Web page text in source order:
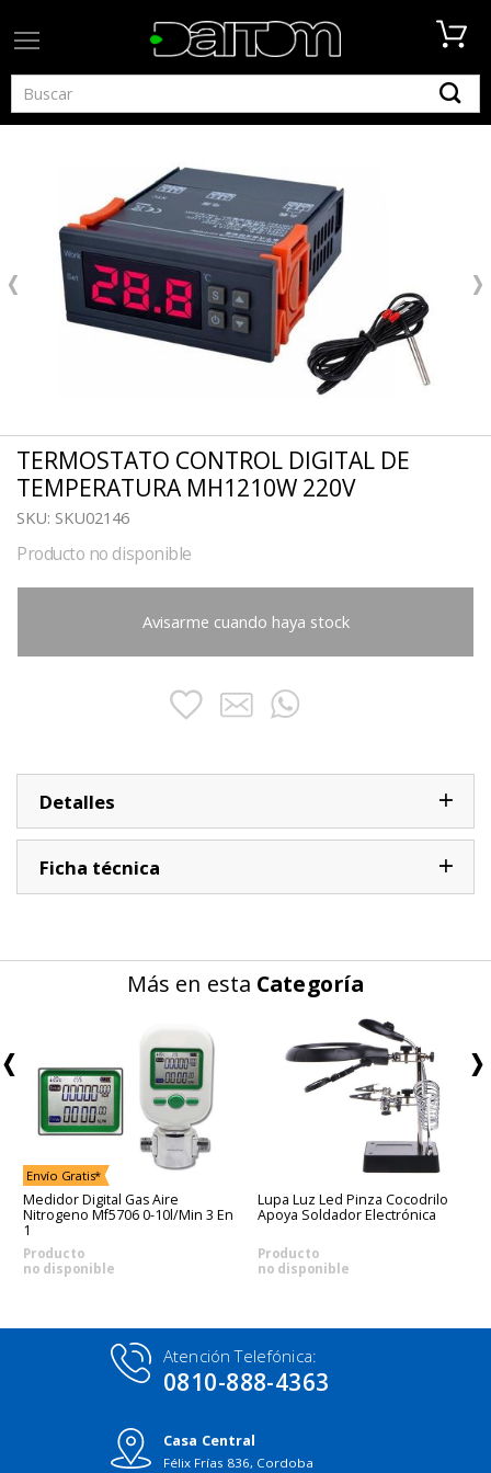
TERMOSTATO CONTROL DIGITAL DE
TEMPERATURA MH1210W 220V
SKU: SKU02146
Producto no disponible
Avisarme cuando haya stock
Detalles
Ficha técnica
Más en esta Categoría
Envío Gratis*
Medidor Digital Gas Aire
Nitrogeno Mf5706 0-10l/min 3 En
1
Producto
no disponible
Lupa Luz Led Pinza Cocodrilo
Apoya Soldador Electrónica
Producto
no disponible
Atención Telefónica:
0810-888-4363
Casa Central
Félix Frías 836, Cordoba